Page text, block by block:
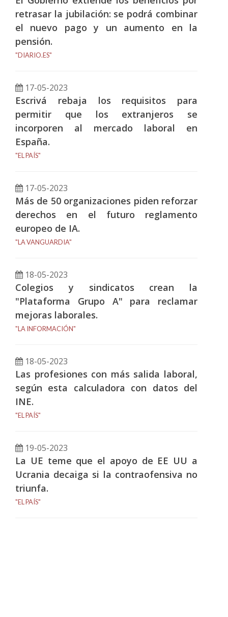
retrasar la jubilación: se podrá combinar
el nuevo pago y un aumento en la
pensión.
"DIARIO.ES"
17-05-2023
Escrivá rebaja los requisitos para
permitir que los extranjeros se
incorporen al mercado laboral en
España.
"EL PAÍS"
17-05-2023
Más de 50 organizaciones piden reforzar
derechos en el futuro reglamento
europeo de IA.
"LA VANGUARDIA"
18-05-2023
Colegios y sindicatos crean la
"Plataforma Grupo A" para reclamar
mejoras laborales.
"LA INFORMACIÓN"
18-05-2023
Las profesiones con más salida laboral,
según esta calculadora con datos del
INE.
"EL PAÍS"
19-05-2023
La UE teme que el apoyo de EE UU a
Ucrania decaiga si la contraofensiva no
triunfa.
"EL PAÍS"